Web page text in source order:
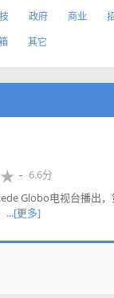
政府 商业
其它
6.6分
Globo电视台播出
...[更多]